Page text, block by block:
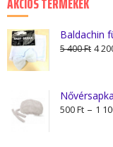
Baldachin
5 400Ft
5
4
500Ft – 1